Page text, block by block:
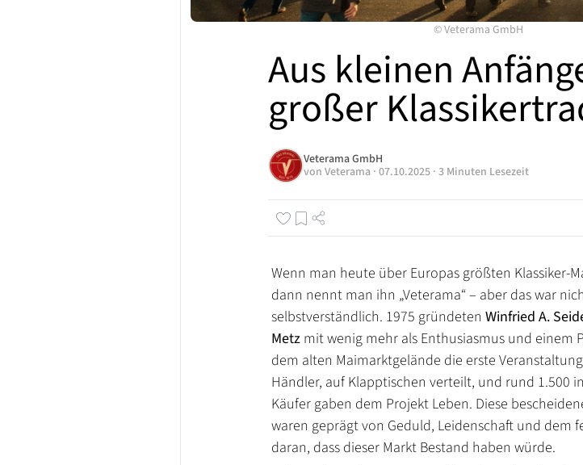
©Veterama GmbH
Aus kleinen
großer
Veterama GmbH
von Veterama · 07.10.2025 · 3 Minuten Lesezeit
Wenn man heute über Europas größten Klassiker-
dann nennt man ihn „Veterama“ – aber das war
selbstverständlich. 1975 gründeten Winfried A.
Metz mit wenig mehr als Enthusiasmus und einem
dem alten Maimarktgelände die erste
Händler, auf Klapptischen verteilt, und rund 1.500
Käufer gaben dem Projekt Leben. Diese
waren geprägt von Geduld, Leidenschaft und dem
daran, dass dieser Markt Bestand haben würde.